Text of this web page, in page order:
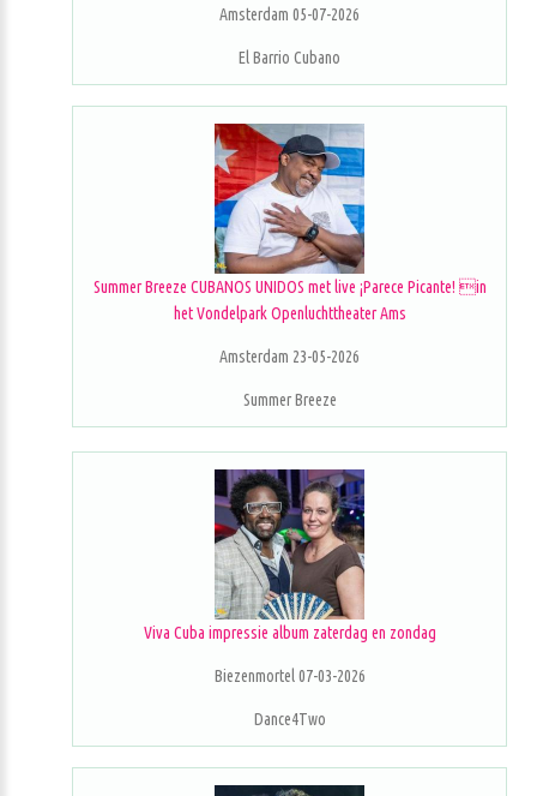
Amsterdam 05-07-2026
El Barrio Cubano
Summer Breeze CUBANOS UNIDOS met live ¡Parece Picante! in
het Vondelpark Openluchttheater Ams
Amsterdam 23-05-2026
Summer Breeze
Viva Cuba impressie album zaterdag en zondag
Biezenmortel 07-03-2026
Dance4Two